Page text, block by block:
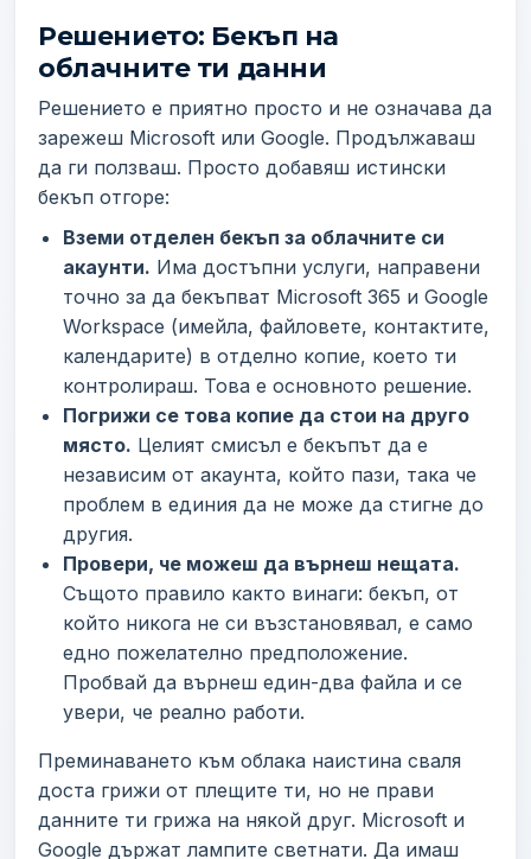
Решението: Бекъп на
облачните ти данни
Решението е приятно просто и не означава да
зарежеш Microsoft или Google. Продължаваш
да ги ползваш. Просто добавяш истински
бекъп отгоре:
Вземи отделен бекъп за облачните си
акаунти. Има достъпни услуги, направени
точно за да бекъпват Microsoft 365 и Google
Workspace (имейла, файловете, контактите,
календарите) в отделно копие, което ти
контролираш. Това е основното решение.
Погрижи се това копие да стои на друго
място. Целият смисъл е бекъпът да е
независим от акаунта, който пази, така че
проблем в единия да не може да стигне до
другия.
Провери, че можеш да върнеш нещата.
Същото правило както винаги: бекъп, от
който никога не си възстановявал, е само
едно пожелателно предположение.
Пробвай да върнеш един-два файла и се
увери, че реално работи.
Преминаването към облака наистина сваля
доста грижи от плещите ти, но не прави
данните ти грижа на някой друг. Microsoft и
Google държат лампите светнати. Да имаш